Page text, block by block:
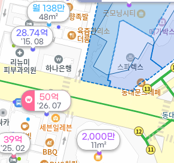
월 138만
48m²
50억
'26. 07
2,000만
11m²
39억
'25. 02
28.74억
'15. 08